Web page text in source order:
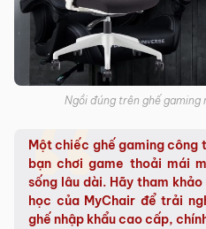
Ngồi đúng trên ghế
Một chiếc ghế gaming công
bạn chơi game thoải mái
sống lâu dài. Hãy tham
học của MyChair để trải
ghế nhập khẩu cao cấp,